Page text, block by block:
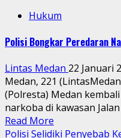
Hukum
Polisi Bongkar Peredaran
Lintas Medan 22 Januari
Medan, 221
(Polresta) Medan
narkoba di kawasan
Read More
Polisi Selidiki Penyebab